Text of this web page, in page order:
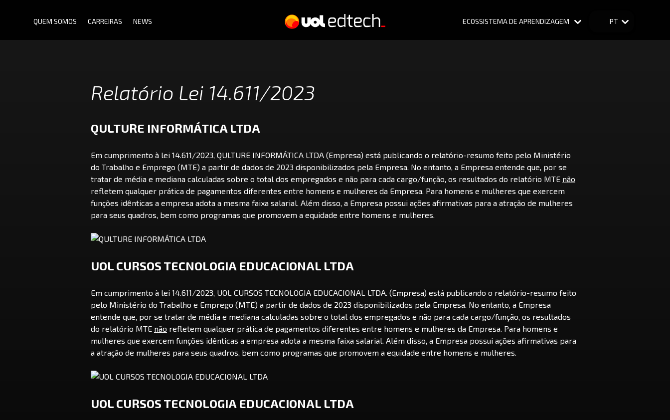
QUEM SOMOS CARREIRAS NEWS ECOSSISTEMA DE APRENDIZAGEM
Para Estudantes
Para Universidades
Para Estudantes
Para Universidades
Campus Digital
Para Empresas
qulture.rocks
PT
Relatório Lei 14.611/2023
QULTURE INFORMÁTICA LTDA
Em cumprimento à lei 14.611/2023, QULTURE INFORMÁTICA LTDA (Empresa) está publicando o relatório-resumo feito pelo Ministério
do Trabalho e Emprego (MTE) a partir de dados de 2023 disponibilizados pela Empresa. No entanto, a Empresa entende que, por se
tratar de média e mediana calculadas sobre o total dos empregados e não para cada cargo/função, os resultados do relatório MTE não
refletem qualquer prática de pagamentos diferentes entre homens e mulheres da Empresa. Para homens e mulheres que exercem
funções idênticas a empresa adota a mesma faixa salarial. Além disso, a Empresa possui ações afirmativas para a atração de mulheres
para seus quadros, bem como programas que promovem a equidade entre homens e mulheres.
UOL CURSOS TECNOLOGIA EDUCACIONAL LTDA
Em cumprimento à lei 14.611/2023, UOL CURSOS TECNOLOGIA EDUCACIONAL LTDA. (Empresa) está publicando o relatório-resumo feito
pelo Ministério do Trabalho e Emprego (MTE) a partir de dados de 2023 disponibilizados pela Empresa. No entanto, a Empresa
entende que, por se tratar de média e mediana calculadas sobre o total dos empregados e não para cada cargo/função, os resultados
do relatório MTE não refletem qualquer prática de pagamentos diferentes entre homens e mulheres da Empresa. Para homens e
mulheres que exercem funções idênticas a empresa adota a mesma faixa salarial. Além disso, a Empresa possui ações afirmativas para
a atração de mulheres para seus quadros, bem como programas que promovem a equidade entre homens e mulheres.
UOL CURSOS TECNOLOGIA EDUCACIONAL LTDA